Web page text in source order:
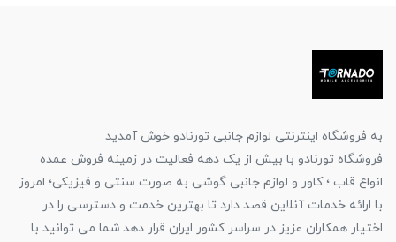
به فروشگاه اینترنتی لوازم جانبی تورنادو خوش آمدید
فروشگاه تورنادو با بیش از یک دهه فعالیت در زمینه فروش عمده
انواع قاب ؛ کاور و لوازم جانبی گوشی به صورت سنتی و فیزیکی؛ امروز
با ارائه خدمات آنلاین قصد دارد تا بهترین خدمت و دسترسی را در
اختیار همکاران عزیز در سراسر کشور ایران قرار دهد.شما می توانید با